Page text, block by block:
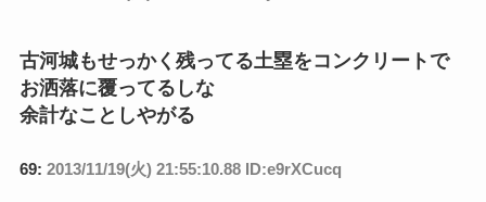
古河城もせっかく残ってる土塁をコンクリートで
お洒落に覆ってるしな
余計なことしやがる
69: 2013/11/19(火) 21:55:10.88 ID:e9rXCucq